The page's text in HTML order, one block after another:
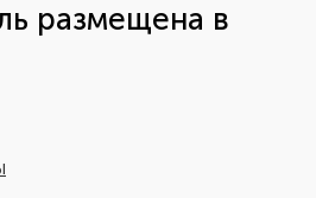
размещена в